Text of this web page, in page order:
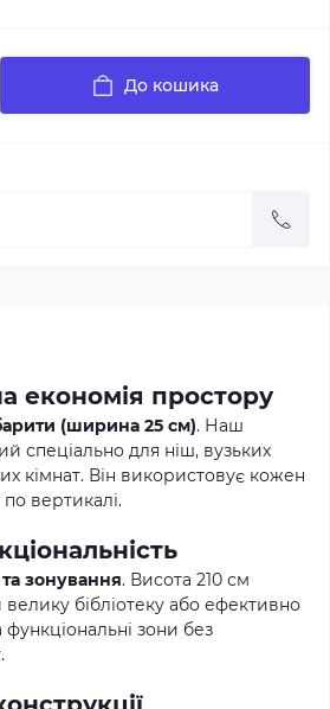
До кошика
економія простору
(ширина 25 см). Наш
спеціально для ніш, вузьких
кімнат. Він використовує кожен
вертикалі.
зонування. Висота 210 см
бібліотеку або ефективно
функціональні зони без